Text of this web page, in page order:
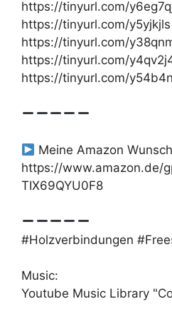
https://tinyurl.com/
https://tinyurl.com/y5yjkjls
https://tinyurl.com/
https://tinyurl.com/
https://tinyurl.com/
Meine Amazon
https://www.amazon.de/
TIX69QYU0F8
#Holzverbindungen
Music:
Youtube Music Library